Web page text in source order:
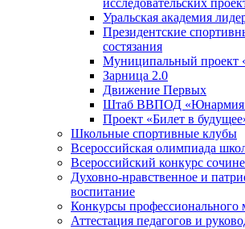
исследовательских
Уральская академия
Президентские
состязания
Муниципальный проект
Зарница 2.0
Движение Первых
Штаб ВВПОД
Проект «Билет в
Школьные спортивные клубы
Всероссийская олимпиада
Всероссийский конкурс
Духовно-нравственное и
воспитание
Конкурсы профессионального
Аттестация педагогов и